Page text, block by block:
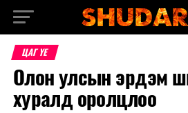
ЦАГ ҮЕ
Олон улсын эрдэм
хуралд оролцлоо